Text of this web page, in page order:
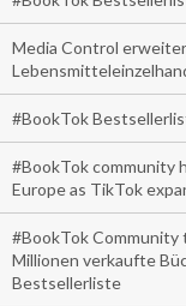
Media Control
#BookTok
#BookTok community
Europe as TikTok
#BookTok
Millionen verkaufte
Bestsellerliste